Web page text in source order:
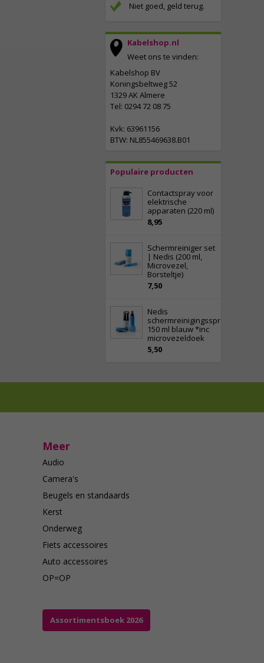
Niet goed, geld terug.
Kabelshop.nl
Weet ons te vinden:
Kabelshop BV
Koningsbeltweg 52
1329 AK Almere
Tel: 0294 72 08 75
Kvk: 63961156
BTW: NL855469638.B01
Populaire producten
Contactspray voor
elektrische
apparaten (220 ml)
8,95
Schermreiniger set
| Nedis (200 ml,
Microvezel,
Borsteltje)
7,50
Nedis
schermreinigingsspray
150 ml blauw *inc
microvezeldoek
5,50
Meer
Audio
Camera's
Beugels en standaards
Kerst
Onderweg
Fiets accessoires
Auto accessoires
OP=OP
Assortimentsboek 2026